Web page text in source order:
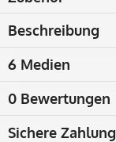
Beschreibung
6 Medien
0 Bewertungen
Sichere Zahlung